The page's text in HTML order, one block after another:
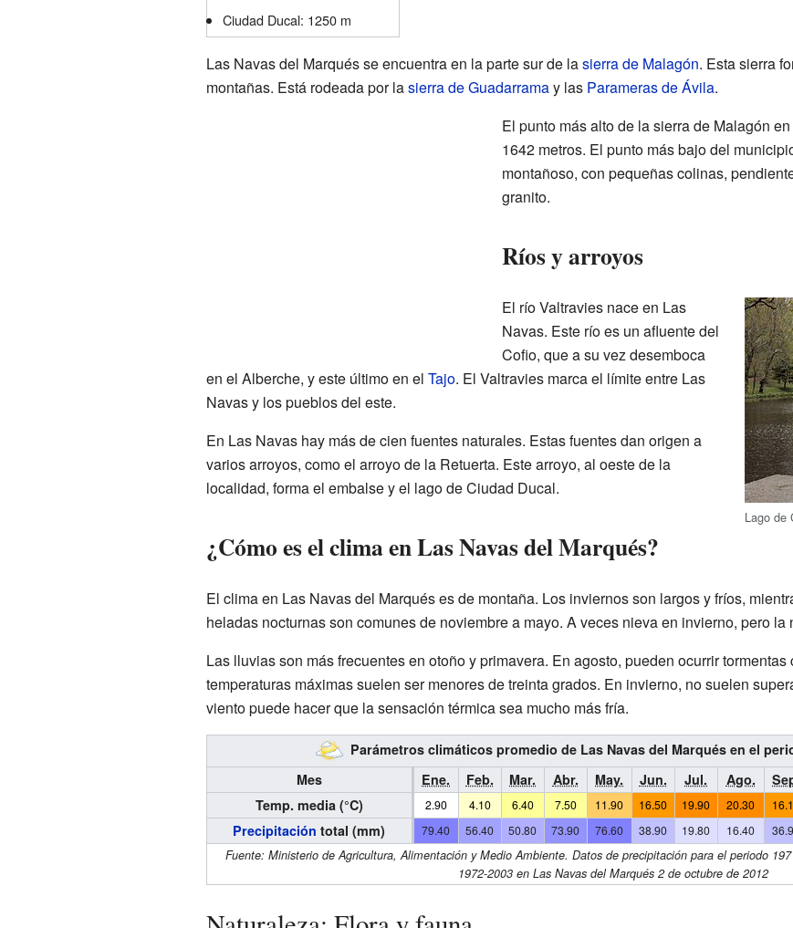
Ciudad Ducal: 1250 m
Las Navas del Marqués se encuentra en la parte sur de lasierra de Malagón. Esta sierra
montañas. Está rodeada por lasierra de Guadarramay las Parameras de Ávila.
El punto más alto de la sierra de Malagón
1642 metros. El punto más bajo del
montañoso, con pequeñas colinas,
granito.
Ríos y arroyos
Lago de
El río Valtravies nace en Las
Navas. Este río es un afluente del
Cofio, que a su vez desemboca
en el Alberche, y este último en el Tajo. El Valtravies marca el límite entre Las
Navas y los pueblos del este.
En Las Navas hay más de cien fuentes naturales. Estas fuentes dan origen a
varios arroyos, como el arroyo de la Retuerta. Este arroyo, al oeste de la
localidad, forma el embalse y el lago de Ciudad Ducal.
¿Cómo es el clima en Las Navas del Marqués?
El clima en Las Navas del Marqués es de montaña. Los inviernos son largos y fríos,
heladas nocturnas son comunes de noviembre a mayo. A veces nieva en invierno, pero la
Las lluvias son más frecuentes en otoño y primavera. En agosto, pueden ocurrir
temperaturas máximas suelen ser menores de treinta grados. En invierno, no suelen
viento puede hacer que la sensación térmica sea mucho más fría.
Parámetros climáticos promedio de Las Navas del Marqués en el
Mes
Ene. Feb. Mar. Abr. May. Jun. Jul. Ago.
Temp. media (°C)
2.90 4.10 6.40 7.50 11.90 16.50 19.90 20.30
Precipitación total (mm) 79.40 56.40 50.80 73.90 76.60 38.90 19.80 16.40
Fuente: Ministerio de Agricultura, Alimentación y Medio Ambiente. Datos de precipitación para el periodo
1972-2003 en Las Navas del Marqués 2 de octubre de 2012